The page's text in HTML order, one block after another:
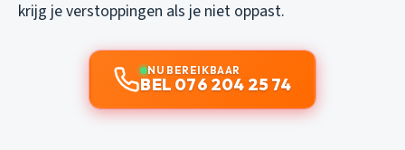
krijg je verstoppingen als je niet oppast.
NU BEREIKBAAR
BEL 076 204 25 74